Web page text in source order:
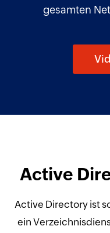
gesamten
Active
Active Directory ist
ein